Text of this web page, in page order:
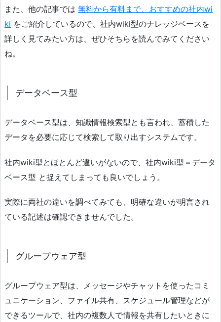
また、他の記事では 無料から有料まで、おすすめの社内wi
ki をご紹介しているので、社内wiki型のナレッジベースを
詳しく見てみたい方は、ぜひそちらを読んでみてください
ね。
データベース型
データベース型は、知識情報検索型とも言われ、蓄積した
データを必要に応じて検索して取り出すシステムです。
社内wiki型とほとんど違いがないので、社内wiki型＝データ
ベース型 と捉えてしまっても良いでしょう。
実際に両社の違いを調べてみても、明確な違いが明言され
ている記述は確認できませんでした。
グループウェア型
グループウェア型は、メッセージやチャットを使ったコミ
ュニケーション、ファイル共有、スケジュール管理などが
できるツールで、社内の複数人で情報を共有したいときに